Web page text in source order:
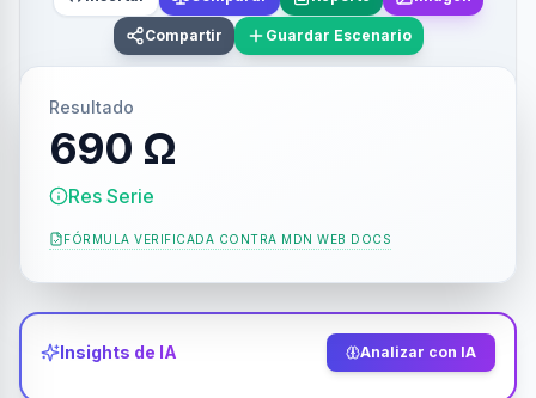
Compartir Guardar Escenario
Resultado
690 Ω
Res Serie
FÓRMULA VERIFICADA CONTRA MDN WEB DOCS
Insights de IA Analizar con IA